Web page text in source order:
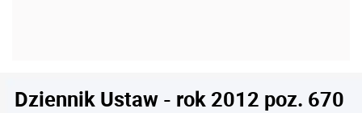
Dziennik Ustaw - rok 2012 poz. 670